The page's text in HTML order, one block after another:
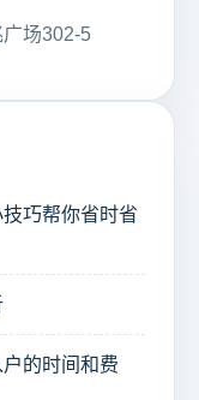
场302-5
巧帮你省时省
的时间和费